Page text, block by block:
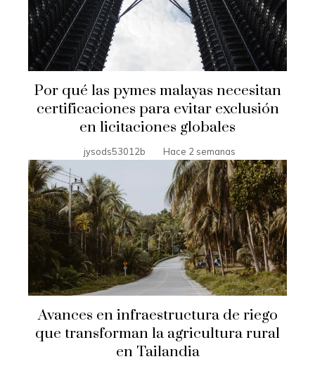
Por qué las pymes malayas necesitan
certificaciones para evitar exclusión
en licitaciones globales
jysods53012b Hace 2 semanas
Avances en infraestructura de riego
que transforman la agricultura rural
en Tailandia